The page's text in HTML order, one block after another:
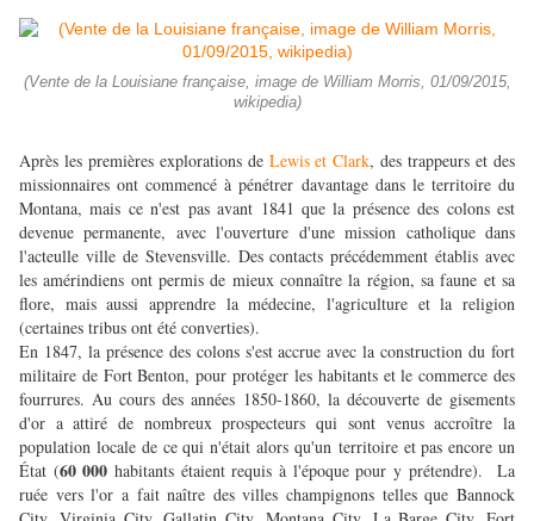
(Vente de la Louisiane française, image de William Morris, 01/09/2015,
wikipedia)
Après les premières explorations de Lewis et Clark, des trappeurs et des
missionnaires ont commencé à pénétrer davantage dans le territoire du
Montana, mais ce n'est pas avant 1841 que la présence des colons est
devenue permanente, avec l'ouverture d'une mission catholique dans
l'acteulle ville de Stevensville. Des contacts précédemment établis avec
les amérindiens ont permis de mieux connaître la région, sa faune et sa
flore, mais aussi apprendre la médecine, l'agriculture et la religion
(certaines tribus ont été converties).
En 1847, la présence des colons s'est accrue avec la construction du fort
militaire de Fort Benton, pour protéger les habitants et le commerce des
fourrures. Au cours des années 1850-1860, la découverte de gisements
d'or a attiré de nombreux prospecteurs qui sont venus accroître la
population locale de ce qui n'était alors qu'un territoire et pas encore un
État (60 000 habitants étaient requis à l'époque pour y prétendre). La
ruée vers l'or a fait naître des villes champignons telles que Bannock